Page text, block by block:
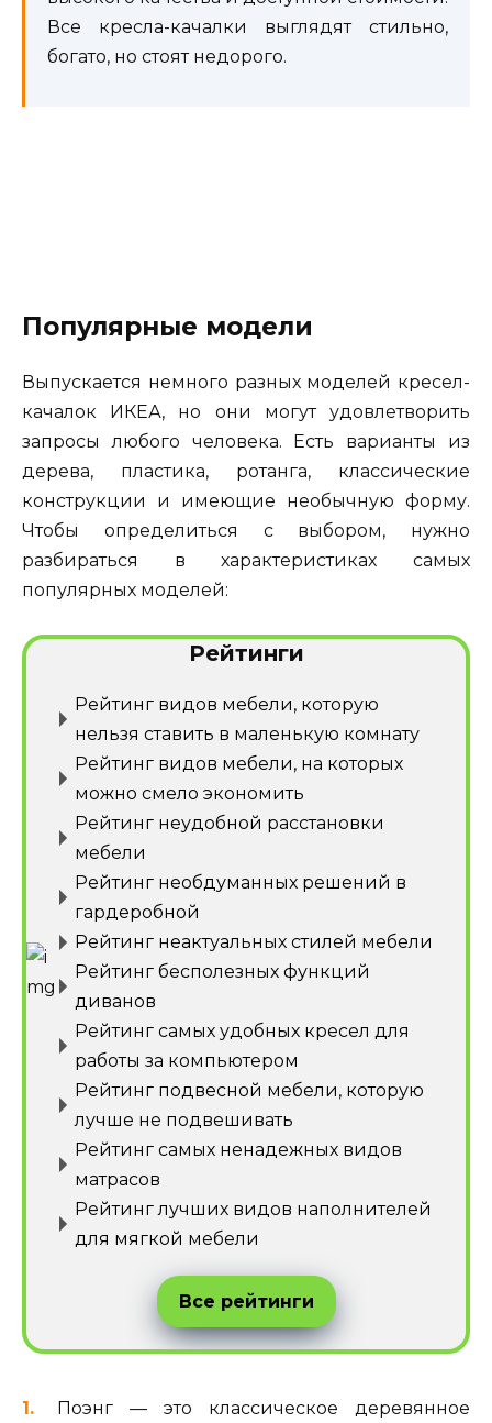
Все кресла-качалки выглядят стильно,
богато, но стоят недорого.
Популярные модели
Выпускается немного разных моделей кресел-
качалок ИКЕА, но они могут удовлетворить
запросы любого человека. Есть варианты из
дерева, пластика, ротанга, классические
конструкции и имеющие необычную форму.
Чтобы определиться с выбором, нужно
разбираться в характеристиках самых
популярных моделей:
Рейтинги
Рейтинг видов мебели, которую
нельзя ставить в маленькую комнату
Рейтинг видов мебели, на которых
можно смело экономить
Рейтинг неудобной расстановки
мебели
Рейтинг необдуманных решений в
гардеробной
Рейтинг неактуальных стилей мебели
Рейтинг бесполезных функций
диванов
Рейтинг самых удобных кресел для
работы за компьютером
Рейтинг подвесной мебели, которую
лучше не подвешивать
Рейтинг самых ненадежных видов
матрасов
Рейтинг лучших видов наполнителей
для мягкой мебели
Все рейтинги
Поэнг — это классическое деревянное